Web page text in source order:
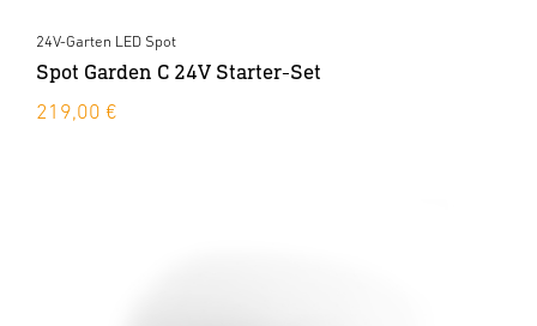
24V-Garten LED Spot
Spot Garden C 24V Starter-Set
219,00 €